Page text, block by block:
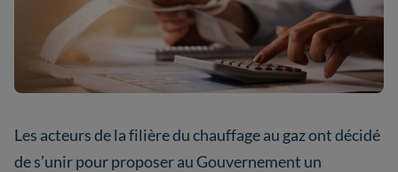
Les acteurs de la filière du chauffage au gaz ont décidé
de s’unir pour proposer au Gouvernement un